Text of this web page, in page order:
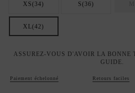
XS(34) S(36)
XL(42)
ASSUREZ-VOUS D'AVOIR LA BONNE
GUIDE.
Paiement échelonné Retours faciles